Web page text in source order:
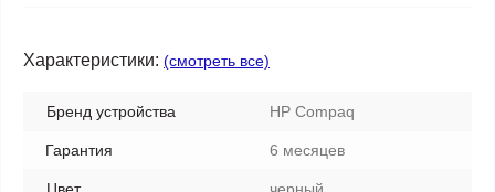
Характеристики: (смотреть все)
Бренд устройства HP Compaq
Гарантия 6 месяцев